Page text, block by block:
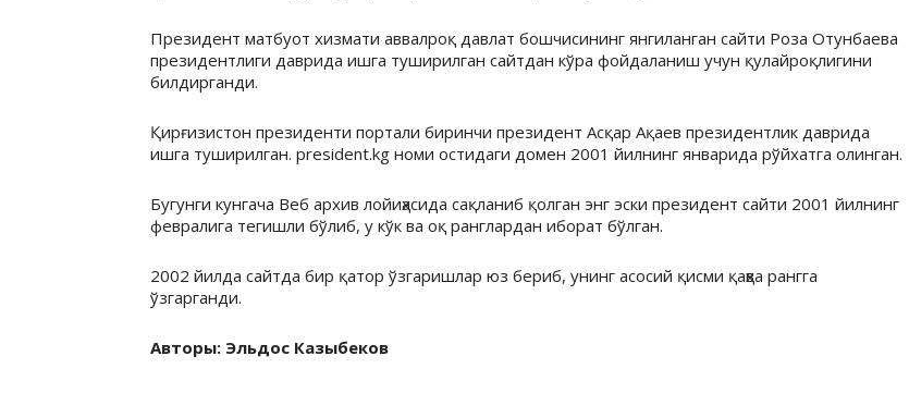
Президент матбуот хизмати аввалроқ давлат бошчисининг янгиланган сайти Роза Отунбаева
президентлиги даврида ишга туширилган сайтдан кўра фойдаланиш учун қулайроқлигини
билдирганди.
Қирғизистон президенти портали биринчи президент Асқар Ақаев президентлик даврида
ишга туширилган. president.kg номи остидаги домен 2001 йилнинг январида рўйхатга олинган.
Бугунги кунгача Веб архив лойиҳасида сақланиб қолган энг эски президент сайти 2001 йилнинг
февралига тегишли бўлиб, у кўк ва оқ ранглардан иборат бўлган.
2002 йилда сайтда бир қатор ўзгаришлар юз бериб, унинг асосий қисми қаҳва рангга
ўзгарганди.
Авторы: Эльдос Казыбеков